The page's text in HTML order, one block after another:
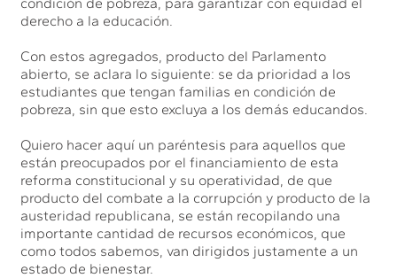
derecho a la educación.
Con estos agregados, producto del Parlamento
abierto, se aclara lo siguiente: se da prioridad a los
estudiantes que tengan familias en condición de
pobreza, sin que esto excluya a los demás educandos.
Quiero hacer aquí un paréntesis para aquellos que
están preocupados por el financiamiento de esta
reforma constitucional y su operatividad, de que
producto del combate a la corrupción y producto de la
austeridad republicana, se están recopilando una
importante cantidad de recursos económicos, que
como todos sabemos, van dirigidos justamente a un
estado de bienestar.